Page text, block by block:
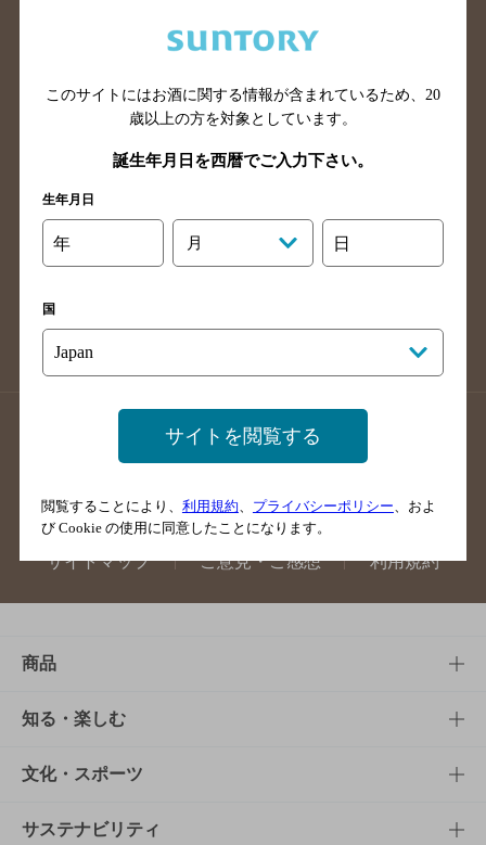
滋賀県のバー検索
和歌山県のバー検索
山口県のバー検索
鳥取県のバー検索
島根県のバー検索
徳島県のバー検索
高知県のバー検索
福岡県のバー検索
長崎県のバー検索
佐賀県のバー検索
店舗登録方法のご案内
店舗情報更新方法のご案内
掲載店舗様ログイン
サイトマップ ご意見・ご感想 利用規約
商品
商品TOP
商品一覧
商品発売情報
知る・楽しむ
知る・楽しむTOP
キャンペーン
文化・スポーツ
文化・スポーツTOP
サステナビリティ
このサイトにはお酒に関する情報が含まれているため、 20
歳以上の方を対象としています。
誕生年月日を西暦でご入力下さい。
生年月日
年 月 日
国
サイトを閲覧する
閲覧することにより、 利用規約 プライバシーポリシー 、およ
び Cookie の使用に同意したことになります。